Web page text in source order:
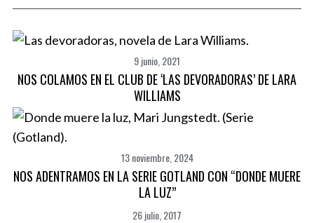
9 junio, 2021
NOS COLAMOS EN EL CLUB DE ‘LAS DEVORADORAS’ DE LARA
WILLIAMS
13 noviembre, 2024
NOS ADENTRAMOS EN LA SERIE GOTLAND CON “DONDE MUERE
LA LUZ”
26 julio, 2017